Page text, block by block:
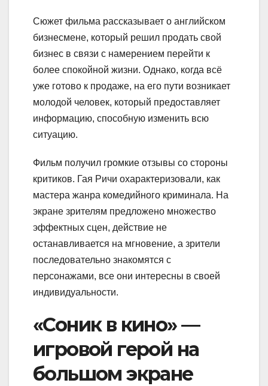
Сюжет фильма рассказывает о английском
бизнесмене, который решил продать свой
бизнес в связи с намерением перейти к
более спокойной жизни. Однако, когда всё
уже готово к продаже, на его пути возникает
молодой человек, который предоставляет
информацию, способную изменить всю
ситуацию.
Фильм получил громкие отзывы со стороны
критиков. Гая Ричи охарактеризовали, как
мастера жанра комедийного криминала. На
экране зрителям предложено множество
эффектных сцен, действие не
останавливается на мгновение, а зрители
последовательно знакомятся с
персонажами, все они интересны в своей
индивидуальности.
«Соник в кино» —
игровой герой на
большом экране